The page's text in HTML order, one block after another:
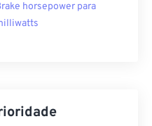
horsepower para